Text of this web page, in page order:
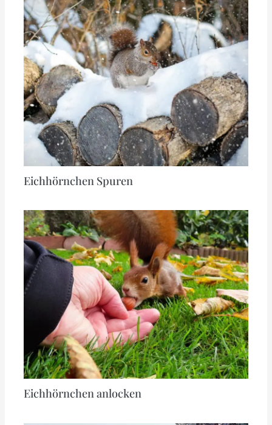
Eichhörnchen Spuren
Eichhörnchen anlocken